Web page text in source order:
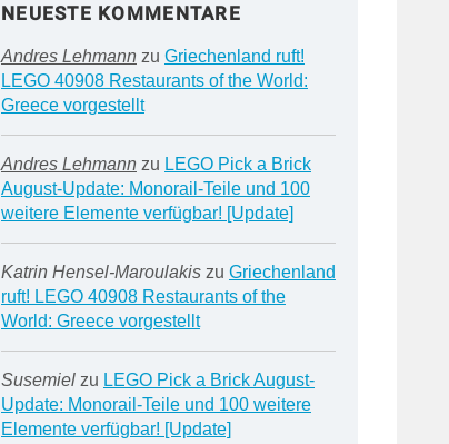
NEUESTE KOMMENTARE
Andres Lehmannzu Griechenland ruft!
LEGO 40908 Restaurants of the World:
Greece vorgestellt
Andres Lehmannzu LEGO Pick a Brick
August-Update: Monorail-Teile und 100
weitere Elemente verfügbar! [Update]
Katrin Hensel-Maroulakiszu Griechenland
ruft! LEGO 40908 Restaurants of the
World: Greece vorgestellt
Susemielzu LEGO Pick a Brick August-
Update: Monorail-Teile und 100 weitere
Elemente verfügbar! [Update]